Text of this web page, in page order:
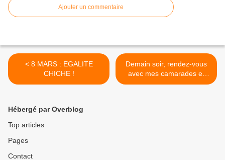
Ajouter un commentaire
< 8 MARS : EGALITE
CHICHE !
Demain soir, rendez-vous
avec mes camarades et
tous ceux qui nous
Hébergé par Overblog
Top articles
Pages
Contact